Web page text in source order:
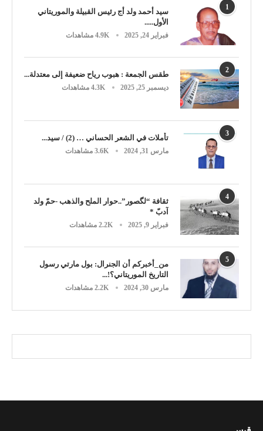
1
سيد أحمد ولد أج رئيس القبيلة والموريتاني
الأول.....
فبراير 24, 2025 4.9K مشاهدات
2 طقس الجمعة : هبوب رياح ضعيفة إلى معتدلة...
ديسمبر 25, 2025 4.3K مشاهدات
3 تأملات في الشعر الحساني … (2) / سيد...
مارس 31, 2024 3.6K مشاهدات
4
ثقافة “لگصور”..حوار الملح والذهب -حمّ ولد
آدبّ *
فبراير 9, 2025 2.2K مشاهدات
5
من_أخبركم أن الجنرال: بول مارتي رسول
التاريخ الموريتاني؟!...
مارس 30, 2024 2.2K مشاهدات